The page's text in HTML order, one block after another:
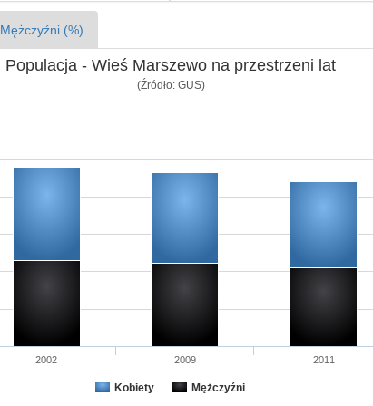
Mężczyźni (%)
Populacja - Wieś Marszewo na przestrzeni lat
(Źródło: GUS)
Kobiety Mężczyźni
2002 2009 2011